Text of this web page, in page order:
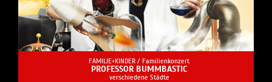
FAMILIE+KINDER / Familienkonzert
PROFESSOR BUMMBASTIC
verschiedene Städte